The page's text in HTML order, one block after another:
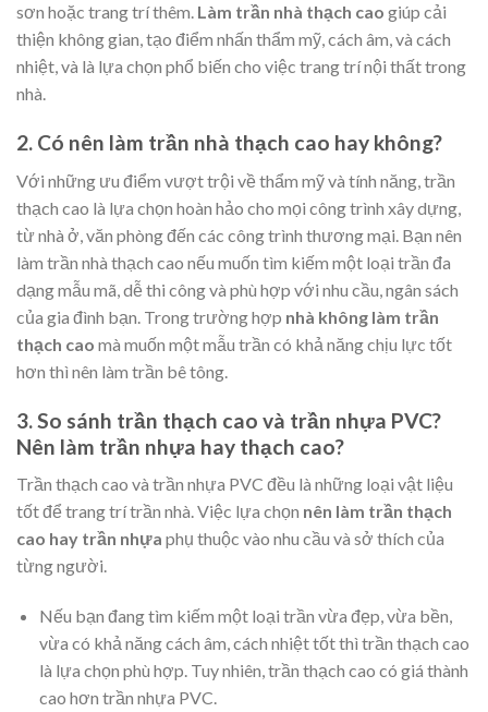
sơn hoặc trang trí thêm. Làm trần nhà thạch cao giúp cải
thiện không gian, tạo điểm nhấn thẩm mỹ, cách âm, và cách
nhiệt, và là lựa chọn phổ biến cho việc trang trí nội thất trong
nhà.
2. Có nên làm trần nhà thạch cao hay không?
Với những ưu điểm vượt trội về thẩm mỹ và tính năng, trần
thạch cao là lựa chọn hoàn hảo cho mọi công trình xây dựng,
từ nhà ở, văn phòng đến các công trình thương mại. Bạn nên
làm trần nhà thạch cao nếu muốn tìm kiếm một loại trần đa
dạng mẫu mã, dễ thi công và phù hợp với nhu cầu, ngân sách
của gia đình bạn. Trong trường hợp nhà không làm trần
thạch cao mà muốn một mẫu trần có khả năng chịu lực tốt
hơn thì nên làm trần bê tông.
3. So sánh trần thạch cao và trần nhựa PVC?
Nên làm trần nhựa hay thạch cao?
Trần thạch cao và trần nhựa PVC đều là những loại vật liệu
tốt để trang trí trần nhà. Việc lựa chọn nên làm trần thạch
cao hay trần nhựa phụ thuộc vào nhu cầu và sở thích của
từng người.
Nếu bạn đang tìm kiếm một loại trần vừa đẹp, vừa bền,
vừa có khả năng cách âm, cách nhiệt tốt thì trần thạch cao
là lựa chọn phù hợp. Tuy nhiên, trần thạch cao có giá thành
cao hơn trần nhựa PVC.